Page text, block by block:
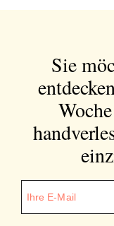
Sie